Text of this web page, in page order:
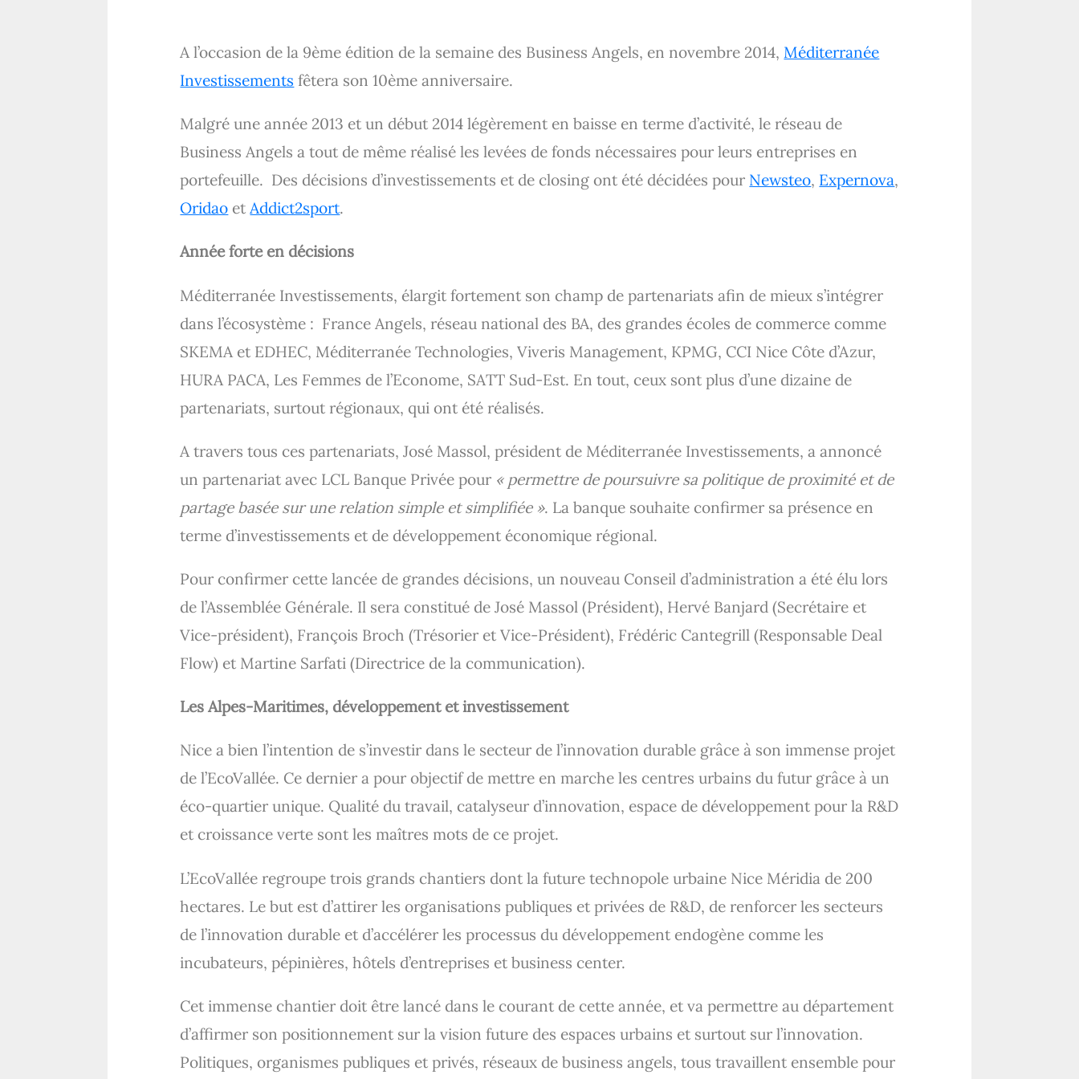
A l’occasion de la 9ème édition de la semaine des Business Angels, en novembre 2014,Méditerranée
Investissements fêtera son 10ème anniversaire.
Malgré une année 2013 et un début 2014 légèrement en baisse en terme d’activité, le réseau de
Business Angels a tout de même réalisé les levées de fonds nécessaires pour leurs entreprises en
portefeuille. Des décisions d’investissements et de closing ont été décidées pour Newsteo, Expernova,
Oridao etAddict2sport.
Année forte en décisions
Méditerranée Investissements, élargit fortement son champ de partenariats afin de mieux s’intégrer
dans l’écosystème : France Angels, réseau national des BA, des grandes écoles de commerce comme
SKEMA et EDHEC, Méditerranée Technologies, Viveris Management, KPMG, CCI Nice Côte d’Azur,
HURA PACA, Les Femmes de l’Econome, SATT Sud-Est. En tout, ceux sont plus d’une dizaine de
partenariats, surtout régionaux, qui ont été réalisés.
A travers tous ces partenariats, José Massol, président de Méditerranée Investissements, a annoncé
un partenariat avec LCL Banque Privée pour « permettre de poursuivre sa politique de proximité et de
partage basée sur une relation simple et simplifiée ». La banque souhaite confirmer sa présence en
terme d’investissements et de développement économique régional.
Pour confirmer cette lancée de grandes décisions, un nouveau Conseil d’administration a été élu lors
de l’Assemblée Générale. Il sera constitué de José Massol (Président), Hervé Banjard (Secrétaire et
Vice-président), François Broch (Trésorier et Vice-Président), Frédéric Cantegrill (Responsable Deal
Flow) et Martine Sarfati (Directrice de la communication).
Les Alpes-Maritimes, développement et investissement
Nice a bien l’intention de s’investir dans le secteur de l’innovation durable grâce à son immense projet
de l’EcoVallée. Ce dernier a pour objectif de mettre en marche les centres urbains du futur grâce à un
éco-quartier unique. Qualité du travail, catalyseur d’innovation, espace de développement pour la R&D
et croissance verte sont les maîtres mots de ce projet.
L’EcoVallée regroupe trois grands chantiers dont la future technopole urbaine Nice Méridia de 200
hectares. Le but est d’attirer les organisations publiques et privées de R&D, de renforcer les secteurs
de l’innovation durable et d’accélérer les processus du développement endogène comme les
incubateurs, pépinières, hôtels d’entreprises et business center.
Cet immense chantier doit être lancé dans le courant de cette année, et va permettre au département
d’affirmer son positionnement sur la vision future des espaces urbains et surtout sur l’innovation.
Politiques, organismes publiques et privés, réseaux de business angels, tous travaillent ensemble pour